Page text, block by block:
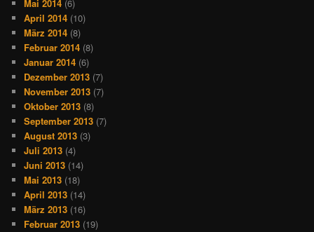
Mai 2014 (6)
April 2014 (10)
März 2014 (8)
Februar 2014 (8)
Januar 2014 (6)
Dezember 2013 (7)
November 2013 (7)
Oktober 2013 (8)
September 2013 (7)
August 2013 (3)
Juli 2013 (4)
Juni 2013 (14)
Mai 2013 (18)
April 2013 (14)
März 2013 (16)
Februar 2013 (19)